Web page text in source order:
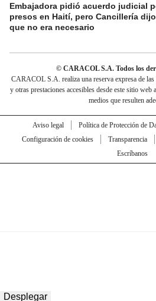
Embajadora pidió acuerdo judicial
presos en Haití, pero Cancillería dijo
que no era necesario
© CARACOL S.A. Todos los
CARACOL S.A. realiza una reserva expresa de
y otras prestaciones accesibles desde este sitio web
medios que resulten
Aviso legal Política de Protección de
Configuración de cookies
Transparencia
Escríbanos
Desplegar